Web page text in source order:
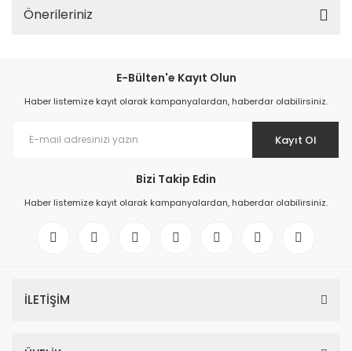
Önerileriniz
E-Bülten'e Kayıt Olun
Haber listemize kayıt olarak kampanyalardan, haberdar olabilirsiniz.
Kayıt Ol
Bizi Takip Edin
Haber listemize kayıt olarak kampanyalardan, haberdar olabilirsiniz.
İLETİŞİM